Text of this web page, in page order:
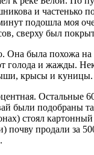
и частенько
подошла моя
сверху был
была похожа на
голода и жажды.
крысы и
Остальные
были подобраны
стоял
продали за